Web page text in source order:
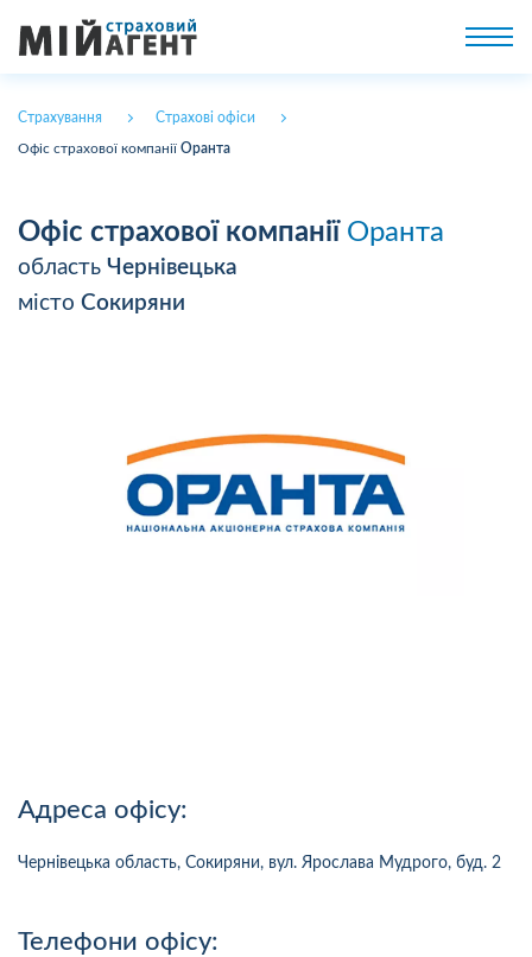
Страхування Страхові офіси
Офіс страхової компанії Оранта
Офіс страхової компанії Оранта
область Чернівецька
місто Сокиряни
Адреса офісу:
Чернівецька область, Сокиряни, вул. Ярослава Мудрого, буд. 2
Телефони офісу: